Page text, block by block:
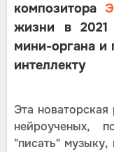
композитора
жизни в 2021
мини-органа и
интеллекту
Эта новаторская
нейроученых,
"писать"